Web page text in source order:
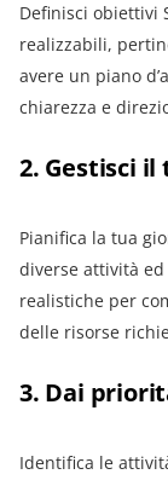
Definisci obiettivi
realizzabili,
avere un piano
chiarezza e
2. Gestisci
Pianifica la tua
diverse attività
realistiche per
delle risorse
3. Dai
Identifica le